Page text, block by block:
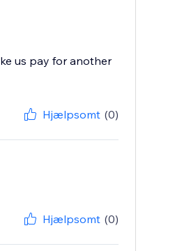
us pay for another
Hjælpsomt (0)
Hjælpsomt (0)